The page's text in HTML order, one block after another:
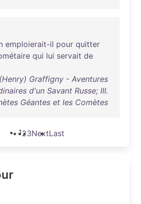
emploierait-il pour quitter
qui lui servait de
Graffigny - Aventures
d'un Savant Russe; III.
Géantes et les Comètes
123NextLast